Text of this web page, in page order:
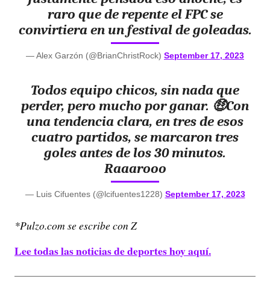
raro que de repente el FPC se
convirtiera en un festival de goleadas.
— Alex Garzón (@BrianChristRock) September 17, 2023
Todos equipo chicos, sin nada que
perder, pero mucho por ganar. 🤑Con
una tendencia clara, en tres de esos
cuatro partidos, se marcaron tres
goles antes de los 30 minutos.
Raaarooo
— Luis Cifuentes (@lcifuentes1228) September 17, 2023
*Pulzo.com se escribe con Z
Lee todas las noticias de deportes hoy aquí.